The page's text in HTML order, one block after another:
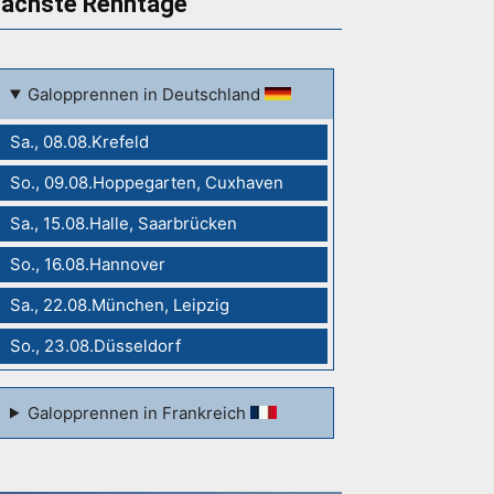
Galopprennen in Deutschland
Sa., 08.08.Krefeld
So., 09.08.Hoppegarten, Cuxhaven
Sa., 15.08.Halle, Saarbrücken
So., 16.08.Hannover
Sa., 22.08.München, Leipzig
So., 23.08.Düsseldorf
Galopprennen in Frankreich